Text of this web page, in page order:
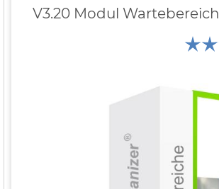
V3.20 Modul Wartebereich